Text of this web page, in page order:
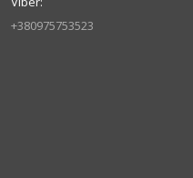
+380975753523